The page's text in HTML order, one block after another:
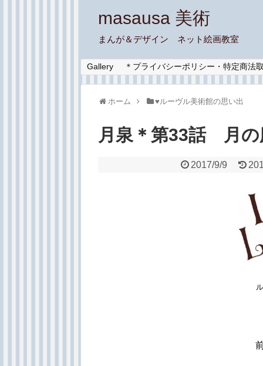
masausa 美術
まんが＆デザイン ネット絵画教室
Gallery ＊プライバシーポリシー・特定商法
ホーム ♥︎ルーヴル美術館の思い出
月泉＊第33話 月の
2017/9/9